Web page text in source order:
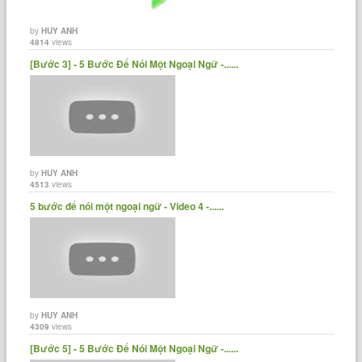
Jar: Chai
Package: Gói
Eggs: trứng
byHUY ANH
4814 views
[Bước 3] - 5 Bước Để Nói Một Ngoại Ngữ -......
byHUY ANH
4513 views
5 bước để nói một ngoại ngữ - Video 4 -......
byHUY ANH
4309 views
[Bước 5] - 5 Bước Để Nói Một Ngoại Ngữ -......